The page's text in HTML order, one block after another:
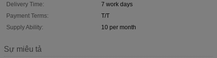
Delivery Time:
7 work days
Payment Terms:
T/T
Supply Ability:
10 per month
Sự miêu tả